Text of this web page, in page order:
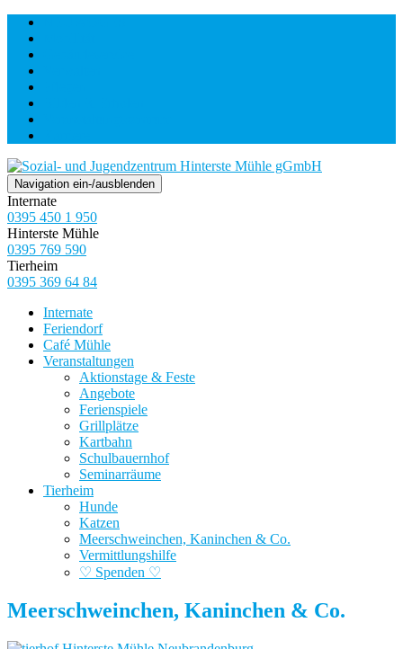
Navigation ein-/ausblenden
Internate
0395 450 1 950
Hinterste Mühle
0395 769 590
Tierheim
0395 369 64 84
Internate
Feriendorf
Café Mühle
Veranstaltungen
Aktionstage & Feste
Angebote
Ferienspiele
Grillplätze
Kartbahn
Schulbauernhof
Seminarräume
Tierheim
Hunde
Katzen
Meerschweinchen, Kaninchen & Co.
Vermittlungshilfe
♡ Spenden ♡
Meerschweinchen, Kaninchen & Co.